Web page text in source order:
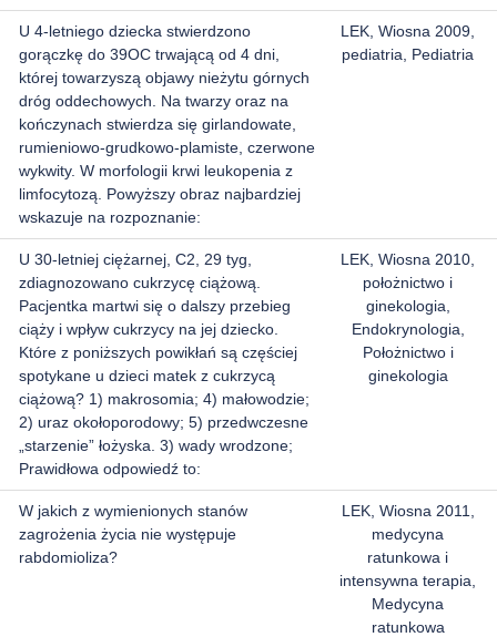
U 4-letniego dziecka stwierdzono
gorączkę do 39OC trwającą od 4 dni,
której towarzyszą objawy nieżytu górnych
dróg oddechowych. Na twarzy oraz na
kończynach stwierdza się girlandowate,
rumieniowo-grudkowo-plamiste, czerwone
wykwity. W morfologii krwi leukopenia z
limfocytozą. Powyższy obraz najbardziej
wskazuje na rozpoznanie:
LEK, Wiosna 2009,
pediatria, Pediatria
U 30-letniej ciężarnej, C2, 29 tyg,
zdiagnozowano cukrzycę ciążową.
Pacjentka martwi się o dalszy przebieg
ciąży i wpływ cukrzycy na jej dziecko.
Które z poniższych powikłań są częściej
spotykane u dzieci matek z cukrzycą
ciążową? 1) makrosomia; 4) małowodzie;
2) uraz okołoporodowy; 5) przedwczesne
„starzenie” łożyska. 3) wady wrodzone;
Prawidłowa odpowiedź to:
LEK, Wiosna 2010,
położnictwo i
ginekologia,
Endokrynologia,
Położnictwo i
ginekologia
W jakich z wymienionych stanów
zagrożenia życia nie występuje
rabdomioliza?
LEK, Wiosna 2011,
medycyna
ratunkowa i
intensywna terapia,
Medycyna
ratunkowa